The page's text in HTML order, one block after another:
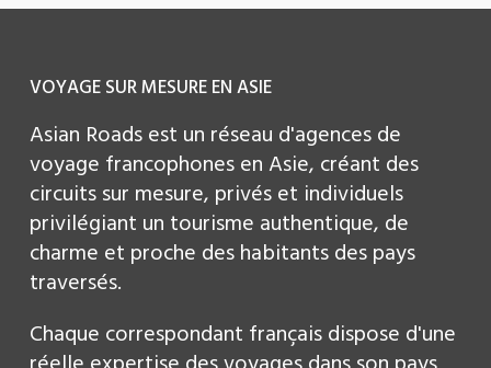
VOYAGE SUR MESURE EN ASIE
Asian Roads est un réseau d'agences de
voyage francophones en Asie, créant des
circuits sur mesure, privés et individuels
privilégiant un tourisme authentique, de
charme et proche des habitants des pays
traversés.
Chaque correspondant français dispose d'une